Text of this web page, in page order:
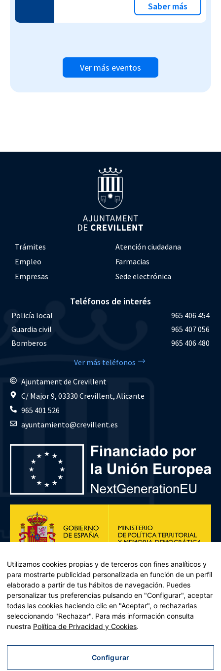
Saber más
Ver más eventos
Trámites
Atención ciudadana
Empleo
Farmacias
Empresas
Sede electrónica
Teléfonos de interés
Policía local
965 406 454
Guardia civil
965 407 056
Bomberos
965 406 480
Ver más teléfonos
Ajuntament de Crevillent
C/ Major 9, 03330 Crevillent, Alicante
965 401 526
ayuntamiento@crevillent.es
Plan de Recuperación, Transformación y Resiliencia – Financiado por
Recuperación y resiliencia, establecido por el Reglamento (UE)
2021/241 del Parlamento Europeo y del Consejo, de 12 de febrero
Utilizamos cookies propias y de terceros con fines analíticos y
para mostrarte publicidad personalizada en función de un perfil
elaborado a partir de tus hábitos de navegación. Puedes
personalizar tus preferencias pulsando en "Configurar", aceptar
todas las cookies haciendo clic en "Aceptar", o rechazarlas
seleccionando "Rechazar". Para más información consulta
nuestra Política de Privacidad y Cookies.
Configurar